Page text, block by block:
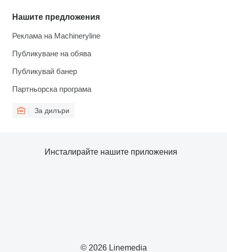
Нашите предложения
Реклама на Machineryline
Публикуване на обява
Публикувай банер
Партньорска програма
За дилъри
© 2026 Linemedia
Инсталирайте нашите приложения